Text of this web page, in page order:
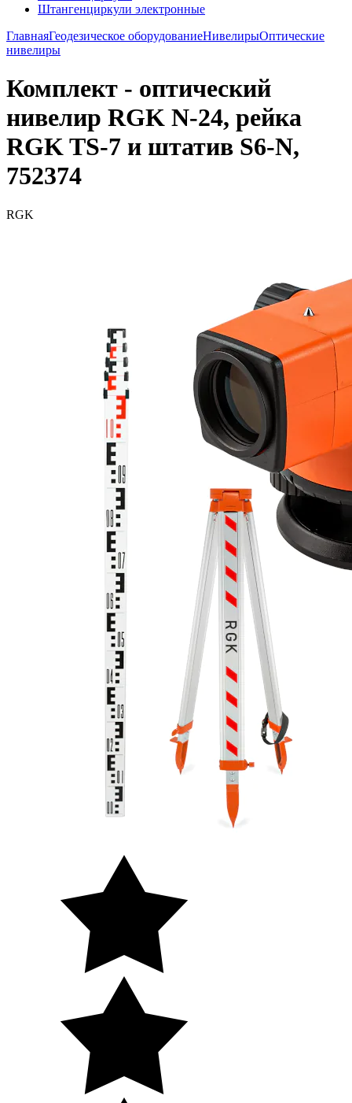
Штангенциркули электронные
ГлавнаяГеодезическое оборудованиеНивелирыОптические
нивелиры
Комплект - оптический
нивелир RGK N-24, рейка
RGK TS-7 и штатив S6-N,
752374
RGK